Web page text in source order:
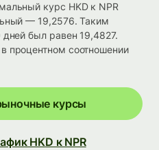
курс HKD к NPR
— 19,2576. Таким
был равен 19,4827.
процентном соотношении
курсы
HKD к NPR